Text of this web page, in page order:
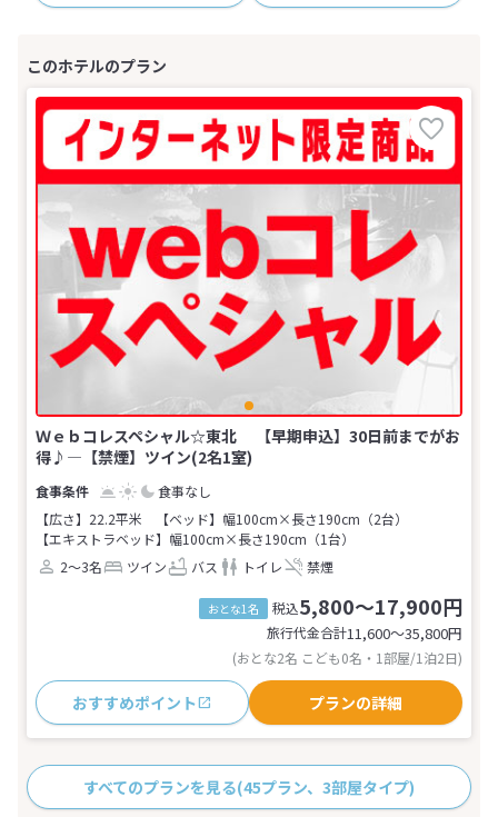
Ｗｅｂコレスペシャル☆東北 【早期申込】30日前までがお
得♪―【禁煙】ツイン(2名1室)
食事なし
【広さ】22.2平米
【ベッド】幅100cm×長さ190cm（2台）
【エキストラベッド】幅100cm×長さ190cm（1台）
2～3名
ツイン バス トイレ 禁煙
おとな1名 税込5,800～17,900円
旅行代金合計11,600〜35,800円
(おとな2名 こども0名・1部屋/1泊2日)
おすすめポイント プランの詳細
すべてのプランを見る(45プラン、3部屋タイプ)